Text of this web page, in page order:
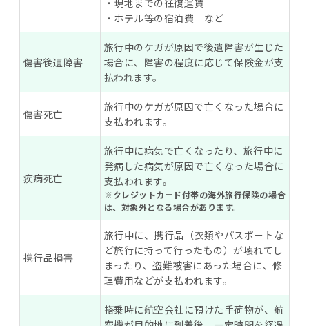
・現地までの往復運賃
・ホテル等の宿泊費 など
傷害後遺障害
旅行中のケガが原因で後遺障害が生じた
場合に、障害の程度に応じて保険金が支
払われます。
傷害死亡
旅行中のケガが原因で亡くなった場合に
支払われます。
疾病死亡
旅行中に病気で亡くなったり、旅行中に
発病した病気が原因で亡くなった場合に
支払われます。
※クレジットカード付帯の海外旅行保険の場合
は、対象外となる場合があります。
携行品損害
旅行中に、携行品（衣類やパスポートな
ど旅行に持って行ったもの）が壊れてし
まったり、盗難被害にあった場合に、修
理費用などが支払われます。
搭乗時に航空会社に預けた手荷物が、航